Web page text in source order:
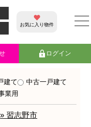
お気に入り物件
ログイン
建て
中古一戸建て
業用
» 習志野市